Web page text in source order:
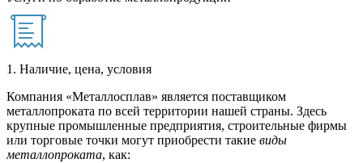
1. Наличие, цена, условия
Компания «Металлосплав» является поставщиком
металлопроката по всей территории нашей страны. Здесь
крупные промышленные предприятия, строительные фирмы
или торговые точки могут приобрести такие виды
металлопроката, как: